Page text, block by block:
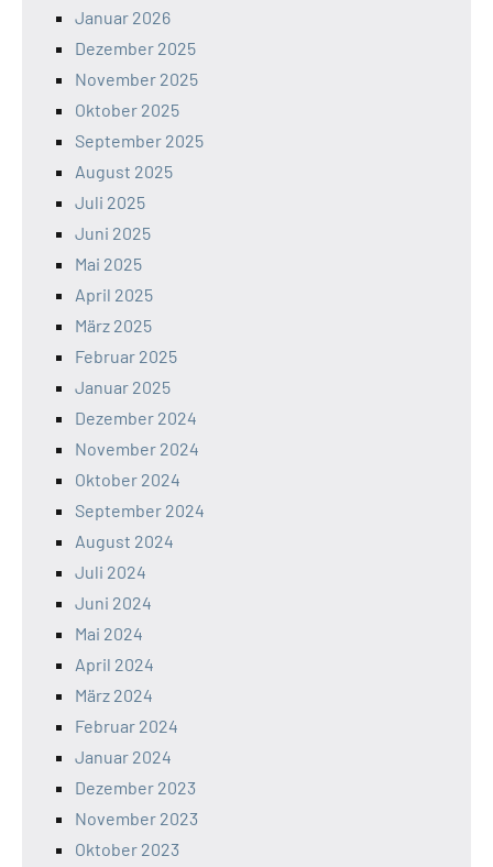
Januar 2026
Dezember 2025
November 2025
Oktober 2025
September 2025
August 2025
Juli 2025
Juni 2025
Mai 2025
April 2025
März 2025
Februar 2025
Januar 2025
Dezember 2024
November 2024
Oktober 2024
September 2024
August 2024
Juli 2024
Juni 2024
Mai 2024
April 2024
März 2024
Februar 2024
Januar 2024
Dezember 2023
November 2023
Oktober 2023